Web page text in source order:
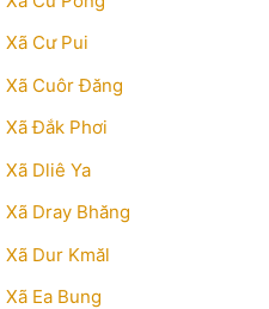
Xã Cư Pui
Xã Cuôr Đăng
Xã Đắk Phơi
Xã Dliê Ya
Xã Dray Bhăng
Xã Dur Kmăl
Xã Ea Bung